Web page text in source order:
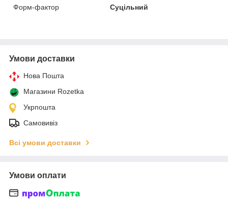
Форм-фактор
Суцільний
Умови доставки
Нова Пошта
Магазини Rozetka
Укрпошта
Самовивіз
Всі умови доставки
Умови оплати